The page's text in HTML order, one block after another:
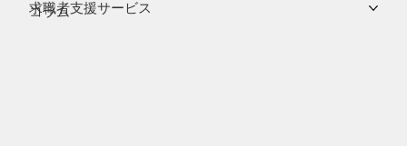
求職者支援サービス
コラム